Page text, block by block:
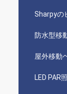
Sharpyの
防水型移
屋外移動
LED PAR